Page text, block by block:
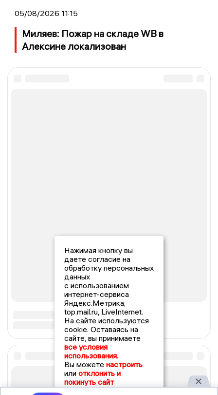
05/08/2026 11:15
Миляев: Пожар на складе WB в
Алексине локализован
Нажимая кнопку вы
даете согласие на
обработку персональных
данных
с использованием
интернет-сервиса
Яндекс.Метрика,
top.mail.ru, LiveInternet.
На сайте используются
cookie. Оставаясь на
сайте, вы принимаете
все условия
использования.
Вы можете настроить
или отклонить и
покинуть сайт